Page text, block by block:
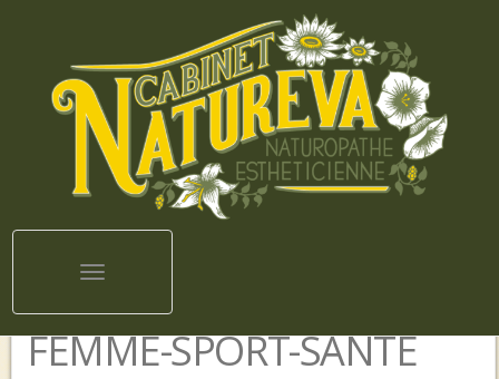
Toggle navigation
FEMME-SPORT-SANTÉ